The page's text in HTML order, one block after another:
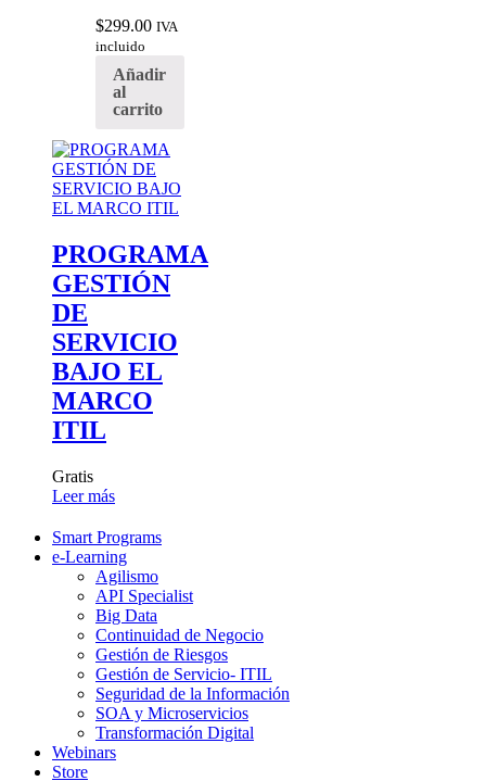
$299.00 IVA
incluido
Añadir
al
carrito
PROGRAMA
GESTIÓN
DE
SERVICIO
BAJO EL
MARCO
ITIL
Gratis
Leer más
Smart Programs
e-Learning
Agilismo
API Specialist
Big Data
Continuidad de Negocio
Gestión de Riesgos
Gestión de Servicio- ITIL
Seguridad de la Información
SOA y Microservicios
Transformación Digital
Webinars
Store